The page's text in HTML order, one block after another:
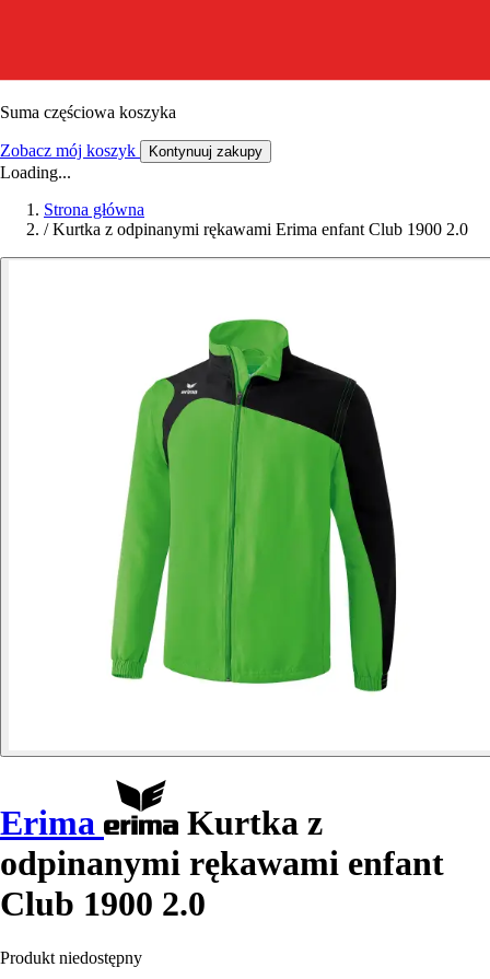
Suma częściowa koszyka
Zobacz mój koszyk Kontynuuj zakupy
Loading...
Strona główna
/ Kurtka z odpinanymi rękawami Erima enfant Club 1900 2.0
Erima
Kurtka z
odpinanymi rękawami enfant
Club 1900 2.0
Produkt niedostępny